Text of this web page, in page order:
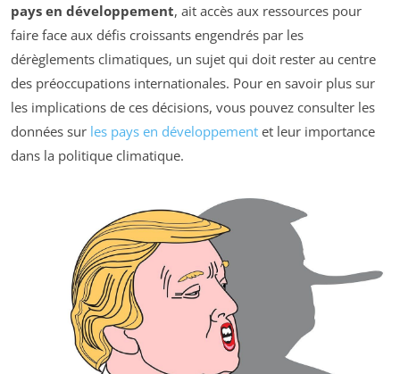
pays en développement, ait accès aux ressources pour
faire face aux défis croissants engendrés par les
dérèglements climatiques, un sujet qui doit rester au centre
des préoccupations internationales. Pour en savoir plus sur
les implications de ces décisions, vous pouvez consulter les
données sur les pays en développement et leur importance
dans la politique climatique.